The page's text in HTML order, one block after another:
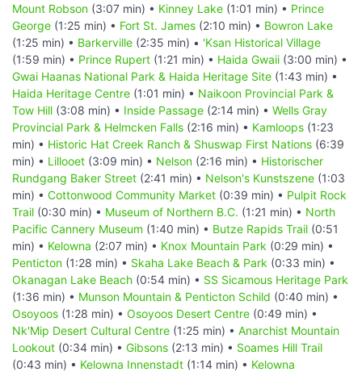
Mount Robson (3:07 min) • Kinney Lake (1:01 min) • Prince
George (1:25 min) • Fort St. James (2:10 min) • Bowron Lake
(1:25 min) • Barkerville (2:35 min) • 'Ksan Historical Village
(1:59 min) • Prince Rupert (1:21 min) • Haida Gwaii (3:00 min) •
Gwai Haanas National Park & Haida Heritage Site (1:43 min) •
Haida Heritage Centre (1:01 min) • Naikoon Provincial Park &
Tow Hill (3:08 min) • Inside Passage (2:14 min) • Wells Gray
Provincial Park & Helmcken Falls (2:16 min) • Kamloops (1:23
min) • Historic Hat Creek Ranch & Shuswap First Nations (6:39
min) • Lillooet (3:09 min) • Nelson (2:16 min) • Historischer
Rundgang Baker Street (2:41 min) • Nelson's Kunstszene (1:03
min) • Cottonwood Community Market (0:39 min) • Pulpit Rock
Trail (0:30 min) • Museum of Northern B.C. (1:21 min) • North
Pacific Cannery Museum (1:40 min) • Butze Rapids Trail (0:51
min) • Kelowna (2:07 min) • Knox Mountain Park (0:29 min) •
Penticton (1:28 min) • Skaha Lake Beach & Park (0:33 min) •
Okanagan Lake Beach (0:54 min) • SS Sicamous Heritage Park
(1:36 min) • Munson Mountain & Penticton Schild (0:40 min) •
Osoyoos (1:28 min) • Osoyoos Desert Centre (0:49 min) •
Nk'Mip Desert Cultural Centre (1:25 min) • Anarchist Mountain
Lookout (0:34 min) • Gibsons (2:13 min) • Soames Hill Trail
(0:43 min) • Kelowna Innenstadt (1:14 min) • Kelowna